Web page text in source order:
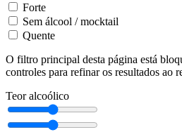
Forte
Sem álcool / mocktail
Quente
O filtro principal desta página está
controles para refinar os resultados ao
Teor alcoólico